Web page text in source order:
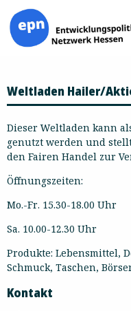
Inhalt
springen
Weltladen Hailer/
Dieser Weltladen kann
genutzt werden und
den Fairen Handel zur
Öffnungszeiten:
Mo.-Fr. 15.30-18.00 Uhr
Sa. 10.00-12.30 Uhr
Produkte: Lebensmittel,
Schmuck, Taschen,
Kontakt